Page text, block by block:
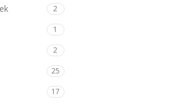
2
1
2
25
17